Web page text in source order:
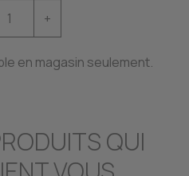
+
en magasin seulement.
QUI